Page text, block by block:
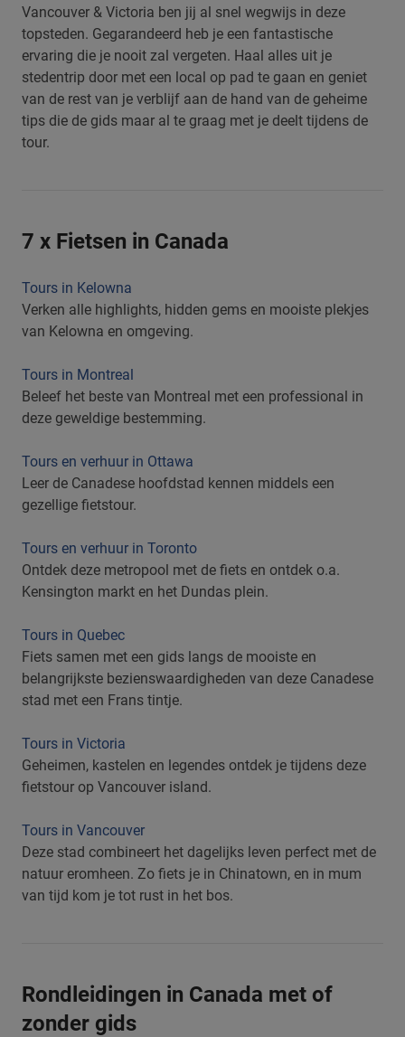
Vancouver & Victoria ben jij al snel wegwijs in deze
topsteden. Gegarandeerd heb je een fantastische
ervaring die je nooit zal vergeten. Haal alles uit je
stedentrip door met een local op pad te gaan en geniet
van de rest van je verblijf aan de hand van de geheime
tips die de gids maar al te graag met je deelt tijdens de
tour.
7 x Fietsen in Canada
Tours in Kelowna
Verken alle highlights, hidden gems en mooiste plekjes
van Kelowna en omgeving.
Tours in Montreal
Beleef het beste van Montreal met een professional in
deze geweldige bestemming.
Tours en verhuur in Ottawa
Leer de Canadese hoofdstad kennen middels een
gezellige fietstour.
Tours en verhuur in Toronto
Ontdek deze metropool met de fiets en ontdek o.a.
Kensington markt en het Dundas plein.
Tours in Quebec
Fiets samen met een gids langs de mooiste en
belangrijkste bezienswaardigheden van deze Canadese
stad met een Frans tintje.
Tours in Victoria
Geheimen, kastelen en legendes ontdek je tijdens deze
fietstour op Vancouver island.
Tours in Vancouver
Deze stad combineert het dagelijks leven perfect met de
natuur eromheen. Zo fiets je in Chinatown, en in mum
van tijd kom je tot rust in het bos.
Rondleidingen in Canada met of
zonder gids